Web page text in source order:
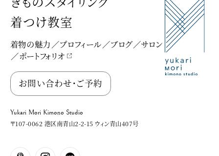
Yukari Mori Kimono Studio
着つけ教室
着物の魅力 プロフィール ブログ
サロン
ポートフォリオ
お問い合わせ・ご予約
Yukari Mori Kimono Studio
〒107-0062 港区南青山2-2-15 ウィン青山407号